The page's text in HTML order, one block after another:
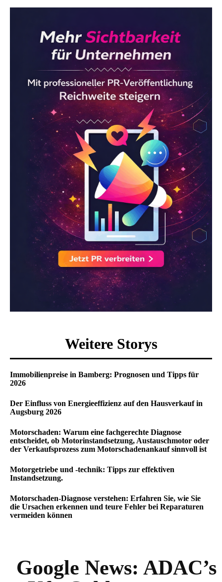
Weitere Storys
Immobilienpreise in Bamberg: Prognosen und Tipps für
2026
Der Einfluss von Energieeffizienz auf den Hausverkauf in
Augsburg 2026
Motorschaden: Warum eine fachgerechte Diagnose
entscheidet, ob Motorinstandsetzung, Austauschmotor oder
der Verkaufsprozess zum Motorschadenankauf sinnvoll ist
Motorgetriebe und -technik: Tipps zur effektiven
Instandsetzung.
Motorschaden-Diagnose verstehen: Erfahren Sie, wie Sie
die Ursachen erkennen und teure Fehler bei Reparaturen
vermeiden können
Google News: ADAC’s